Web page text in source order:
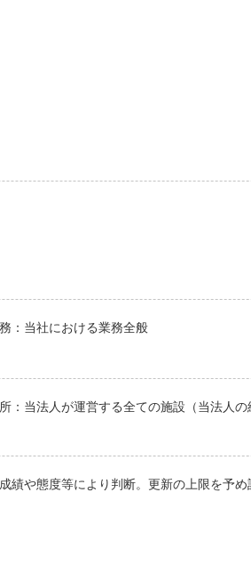
：当社における業務全般
：当法人が運営する全ての施設（当法人
績や態度等により判断。更新の上限を予